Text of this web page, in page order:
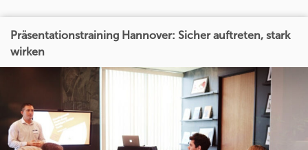
Präsentationstraining Hannover: Sicher auftreten, stark
wirken